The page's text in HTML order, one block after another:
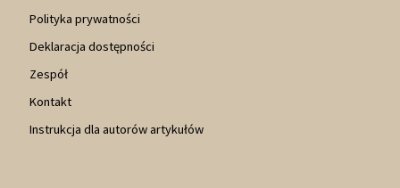
Polityka prywatności
Deklaracja dostępności
Zespół
Kontakt
Instrukcja dla autorów artykułów